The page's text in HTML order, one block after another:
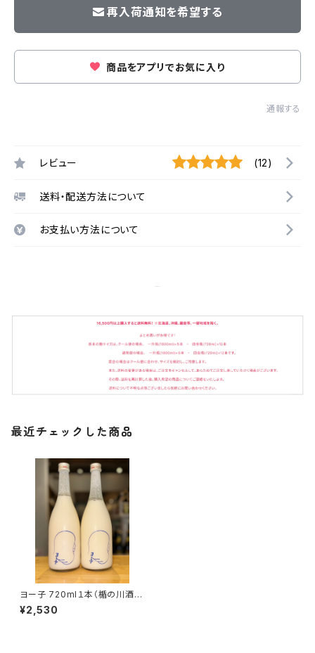
再入荷通知を希望する
商品をアプリでお気に入り
通報する
レビュー (12)
送料・配送方法について
お支払い方法について
最近チェックした商品
ヨー子 720ml１本（楯の川酒
造・山形県酒田市山楯字清水
田）
¥2,530